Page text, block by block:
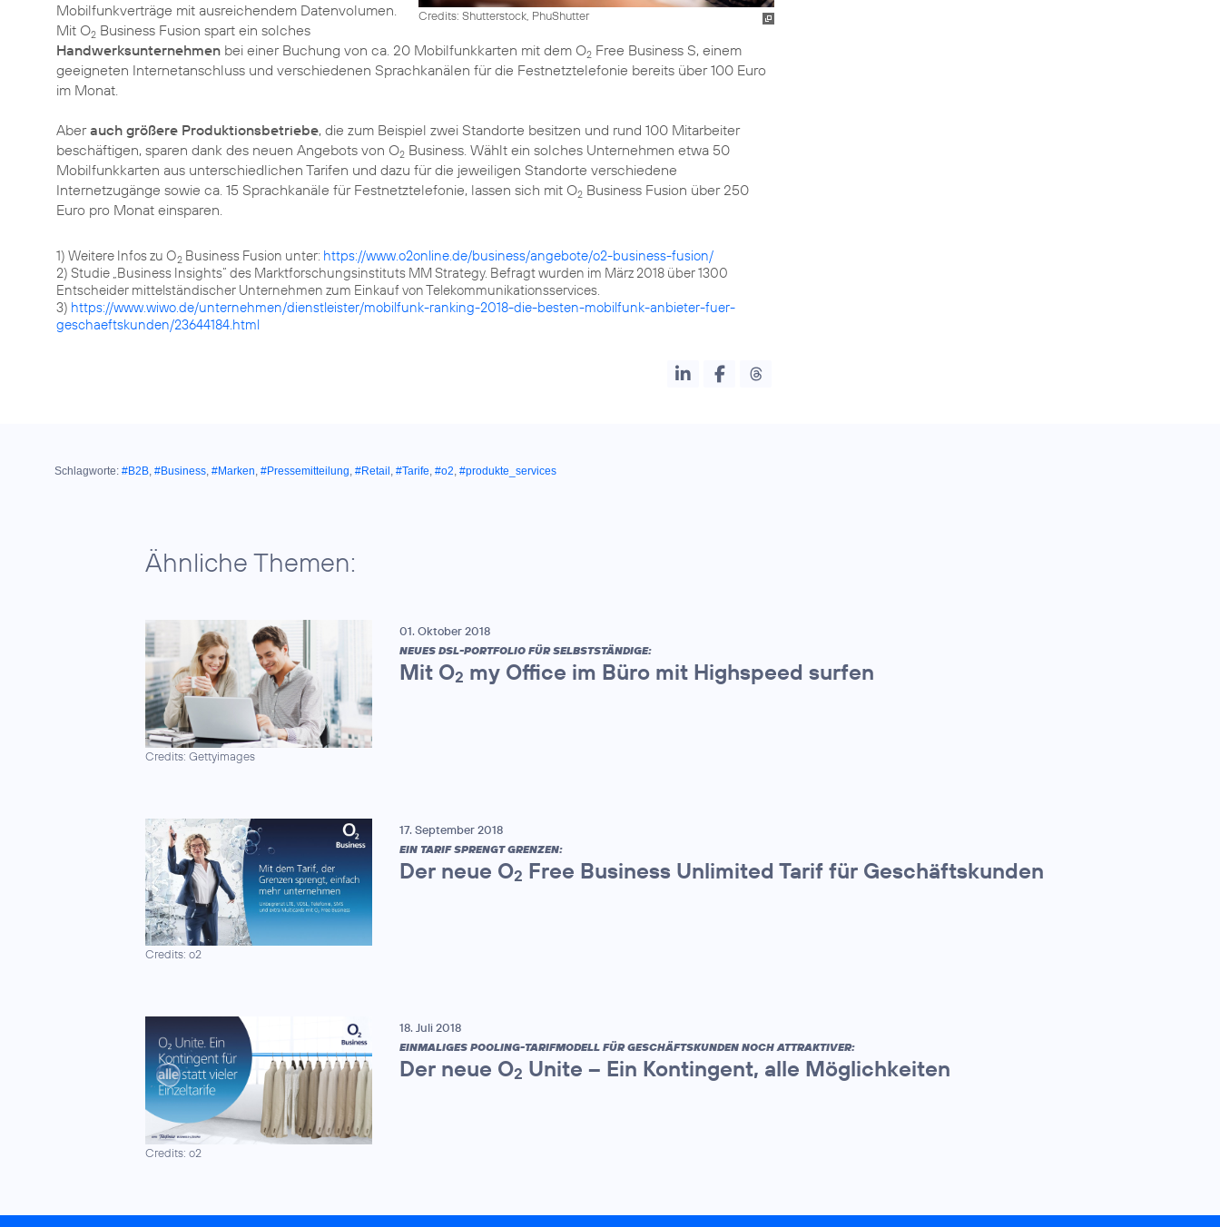
Credits: Shutterstock, PhuShutter
Mobilfunkverträge mit ausreichendem Datenvolumen.
Mit O2 Business Fusion spart ein solches
Handwerksunternehmen bei einer Buchung von ca. 20 Mobilfunkkarten mit dem O2 Free Business S, einem
geeigneten Internetanschluss und verschiedenen Sprachkanälen für die Festnetztelefonie bereits über 100 Euro
im Monat.
Aberauch größere Produktionsbetriebe, die zum Beispiel zwei Standorte besitzen und rund 100 Mitarbeiter
beschäftigen, sparen dank des neuen Angebots von O2 Business. Wählt ein solches Unternehmen etwa 50
Mobilfunkkarten aus unterschiedlichen Tarifen und dazu für die jeweiligen Standorte verschiedene
Internetzugänge sowie ca. 15 Sprachkanäle für Festnetztelefonie, lassen sich mit O2 Business Fusion über 250
Euro pro Monat einsparen.
1) Weitere Infos zu O2 Business Fusion unter: https://www.o2online.de/business/angebote/o2-business-fusion/
2) Studie „Business Insights“ des Marktforschungsinstituts MM Strategy. Befragt wurden im März 2018 über 1300
Entscheider mittelständischer Unternehmen zum Einkauf von Telekommunikationsservices.
3) https://www.wiwo.de/unternehmen/dienstleister/mobilfunk-ranking-2018-die-besten-mobilfunk-anbieter-fuer-
geschaeftskunden/23644184.html
Schlagworte: #B2B, #Business, #Marken, #Pressemitteilung, #Retail , #Tarife, #o2, #produkte_services
Ähnliche Themen:
Credits: Gettyimages
01. Oktober 2018
NEUES DSL-PORTFOLIO FÜR SELBSTSTÄNDIGE:
Mit O2 my Office im Büro mit Highspeed surfen
Credits: o2
17. September 2018
EIN TARIF SPRENGT GRENZEN:
Der neue O2 Free Business Unlimited Tarif für Geschäftskunden
Credits: o2
18. Juli 2018
EINMALIGES POOLING-TARIFMODELL FÜR GESCHÄFTSKUNDEN NOCH ATTRAKTIVER:
Der neue O2 Unite – Ein Kontingent, alle Möglichkeiten